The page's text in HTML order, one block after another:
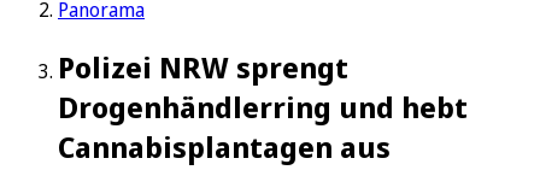
Panorama
Polizei NRW sprengt
Drogenhändlerring und hebt
Cannabisplantagen aus